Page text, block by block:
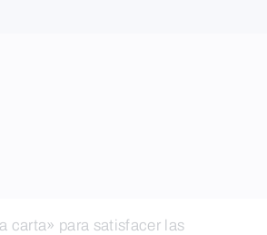
carta» para satisfacer las